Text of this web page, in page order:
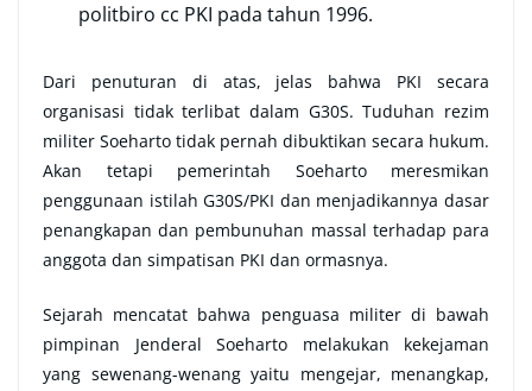
politbiro cc PKI pada tahun 1996.
Dari penuturan di atas, jelas bahwa PKI secara
organisasi tidak terlibat dalam G30S. Tuduhan rezim
militer Soeharto tidak pernah dibuktikan secara hukum.
Akan tetapi pemerintah Soeharto meresmikan
penggunaan istilah G30S/PKI dan menjadikannya dasar
penangkapan dan pembunuhan massal terhadap para
anggota dan simpatisan PKI dan ormasnya.
Sejarah mencatat bahwa penguasa militer di bawah
pimpinan Jenderal Soeharto melakukan kekejaman
yang sewenang-wenang yaitu mengejar, menangkap,